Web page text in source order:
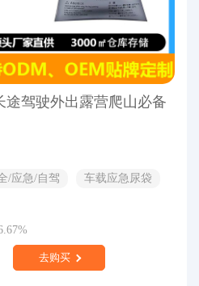
途驾驶外出露营爬山必备
/应急/自驾 车载应急尿袋
去购买